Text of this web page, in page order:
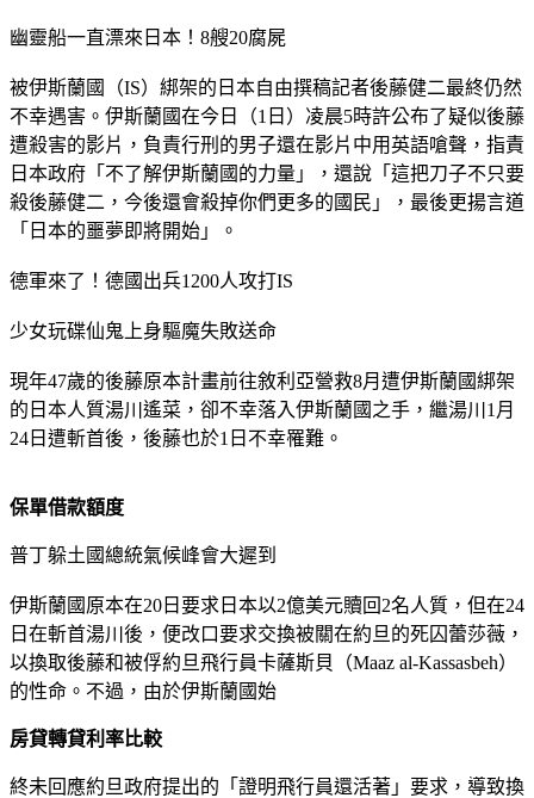
幽靈船一直漂來日本！8艘20腐屍
被伊斯蘭國（IS）綁架的日本自由撰稿記者後藤健二最終仍然
不幸遇害。伊斯蘭國在今日（1日）凌晨5時許公布了疑似後藤
遭殺害的影片，負責行刑的男子還在影片中用英語嗆聲，指責
日本政府「不了解伊斯蘭國的力量」，還說「這把刀子不只要
殺後藤健二，今後還會殺掉你們更多的國民」，最後更揚言道
「日本的噩夢即將開始」。
德軍來了！德國出兵1200人攻打IS
少女玩碟仙鬼上身驅魔失敗送命
現年47歲的後藤原本計畫前往敘利亞營救8月遭伊斯蘭國綁架
的日本人質湯川遙菜，卻不幸落入伊斯蘭國之手，繼湯川1月
24日遭斬首後，後藤也於1日不幸罹難。
保單借款額度
普丁躲土國總統氣候峰會大遲到
伊斯蘭國原本在20日要求日本以2億美元贖回2名人質，但在24
日在斬首湯川後，便改口要求交換被關在約旦的死囚蕾莎薇，
以換取後藤和被俘約旦飛行員卡薩斯貝（Maaz al-Kassasbeh）
的性命。不過，由於伊斯蘭國始
房貸轉貸利率比較
終未回應約旦政府提出的「證明飛行員還活著」要求，導致換